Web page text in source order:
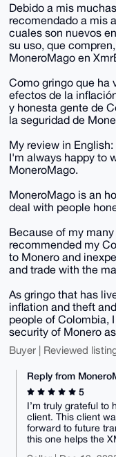
Debido a mis
recomendado a mis
cuales son nuevos
su uso, que
MoneroMago en
Como gringo que ha
efectos de la
y honesta gente de
la seguridad de
My review in English:
I'm always happy to
MoneroMago.
MoneroMago is an
deal with people
Because of my
recommended my
to Monero and
and trade with the
As gringo that has
inflation and theft
people of Colombia,
security of Monero
Buyer | Reviewed
Reply from
5
I’m truly grateful to
client. This client
forward to future
this one helps the